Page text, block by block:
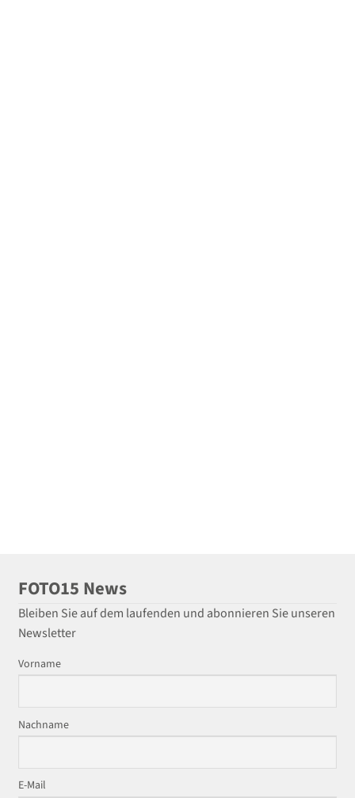
FOTO15 News
Bleiben Sie auf dem laufenden und abonnieren Sie unseren
Newsletter
Vorname
Nachname
E-Mail